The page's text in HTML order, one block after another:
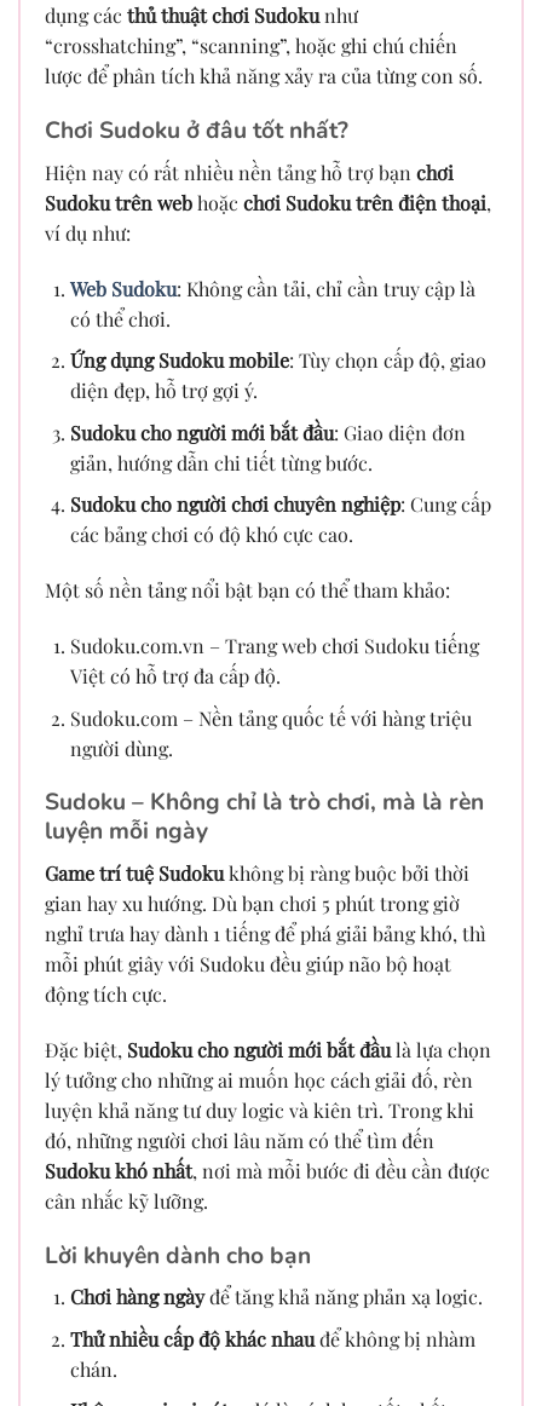
dụng các thủ thuật chơi Sudokunhư
“crosshatching”, “scanning”, hoặc ghi chú chiến
lược để phân tích khả năng xảy ra của từng con số.
Chơi Sudoku ở đâu tốt nhất?
Hiện nay có rất nhiều nền tảng hỗ trợ bạn chơi
Sudoku trên webhoặc chơi Sudoku trên điện thoại,
ví dụ như:
Web Sudoku: Không cần tải, chỉ cần truy cập là
có thể chơi.
Ứng dụng Sudoku mobile: Tùy chọn cấp độ, giao
diện đẹp, hỗ trợ gợi ý.
Sudoku cho người mới bắt đầu: Giao diện đơn
giản, hướng dẫn chi tiết từng bước.
Sudoku cho người chơi chuyên nghiệp: Cung cấp
các bảng chơi có độ khó cực cao.
Một số nền tảng nổi bật bạn có thể tham khảo:
Sudoku.com.vn – Trang web chơi Sudoku tiếng
Việt có hỗ trợ đa cấp độ.
Sudoku.com – Nền tảng quốc tế với hàng triệu
người dùng.
Sudoku – Không chỉ là trò chơi, mà là rèn
luyện mỗi ngày
Game trí tuệ Sudokukhông bị ràng buộc bởi thời
gian hay xu hướng. Dù bạn chơi 5 phút trong giờ
nghỉ trưa hay dành 1 tiếng để phá giải bảng khó, thì
mỗi phút giây với Sudoku đều giúp não bộ hoạt
động tích cực.
Đặc biệt, Sudoku cho người mới bắt đầulà lựa chọn
lý tưởng cho những ai muốn học cách giải đố, rèn
luyện khả năng tư duy logic và kiên trì. Trong khi
đó, những người chơi lâu năm có thể tìm đến
Sudoku khó nhất, nơi mà mỗi bước đi đều cần được
cân nhắc kỹ lưỡng.
Lời khuyên dành cho bạn
Chơi hàng ngàyđể tăng khả năng phản xạ logic.
Thử nhiều cấp độ khác nhauđể không bị nhàm
chán.